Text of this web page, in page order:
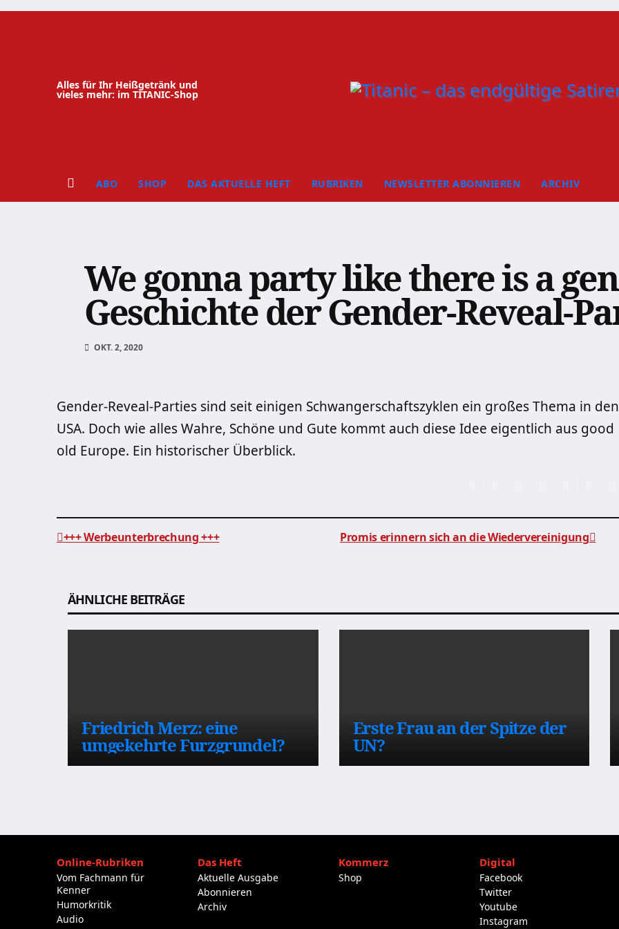
Zum
Alles für Ihr Heißgetränk und
vieles mehr: im TITANIC-Shop
ABO SHOP DAS AKTUELLE HEFT RUBRIKEN NEWSLETTER ABONNIEREN ARCHIV
We gonna party like there is a
Geschichte der Gender-Reveal-
OKT. 2, 2020
Gender-Reveal-Parties sind seit einigen Schwangerschaftszyklen ein großes Thema in den
USA. Doch wie alles Wahre, Schöne und Gute kommt auch diese Idee eigentlich aus good
old Europe. Ein historischer Überblick.
Beitragsnavigation
Promis erinnern sich an die Wiedervereinigung
+++ Werbeunterbrechung +++
ÄHNLICHE BEITRÄGE
Friedrich Merz: eine
umgekehrte Furzgrundel?
Erste Frau an der Spitze der
UN?
Online-Rubriken
Vom Fachmann für
Kenner
Humorkritik
Audio
Das Heft
Aktuelle Ausgabe
Abonnieren
Archiv
Kommerz
Shop
Digital
Facebook
Twitter
Youtube
Instagram